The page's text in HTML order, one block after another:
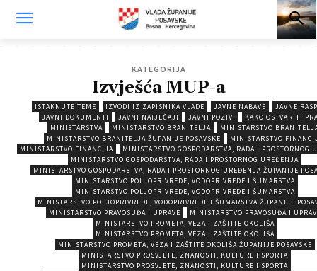
KATEGORIJA
Izvješća MUP-a
ISTAKNUTE TEME IZVODI IZ ZAPISNIKA VLADE JAVNE NABAVE
JAVNE
JAVNI DOKUMENTI
JAVNI NATJEČAJI JAVNI POZIVI
KAKO OSTVARITI
MINISTARSTVA
MINISTARSTVO BRANITELJA
MINISTARSTVO
MINISTARSTVO BRANITELJA ŽUPANIJE POSAVSKE
MINISTARSTVO
MINISTARSTVO FINANCIJA
MINISTARSTVO GOSPODARSTVA, RADA I PROSTORNOG
MINISTARSTVO GOSPODARSTVA, RADA I PROSTORNOG UREĐENJA
MINISTARSTVO GOSPODARSTVA, RADA I PROSTORNOG UREĐENJA ŽUPANIJE
MINISTARSTVO POLJOPRIVREDE, VODOPRIVREDE I ŠUMARSTVA
MINISTARSTVO POLJOPRIVREDE, VODOPRIVREDE I ŠUMARSTVA
MINISTARSTVO POLJOPRIVREDE, VODOPRIVREDE I ŠUMARSTVA ŽUPANIJE
MINISTARSTVO PRAVOSUĐA I UPRAVE
MINISTARSTVO PRAVOSUĐA I
MINISTARSTVO PROMETA, VEZA I ZAŠTITE OKOLIŠA
MINISTARSTVO PROMETA, VEZA I ZAŠTITE OKOLIŠA
MINISTARSTVO PROMETA, VEZA I ZAŠTITE OKOLIŠA ŽUPANIJE POSAVSKE
MINISTARSTVO PROSVJETE, ZNANOSTI, KULTURE I SPORTA
MINISTARSTVO PROSVJETE, ZNANOSTI, KULTURE I SPORTA